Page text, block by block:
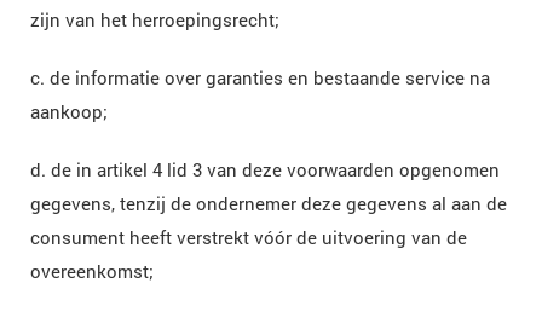
zijn van het herroepingsrecht;
c. de informatie over garanties en bestaande service na
aankoop;
d. de in artikel 4 lid 3 van deze voorwaarden opgenomen
gegevens, tenzij de ondernemer deze gegevens al aan de
consument heeft verstrekt vóór de uitvoering van de
overeenkomst;